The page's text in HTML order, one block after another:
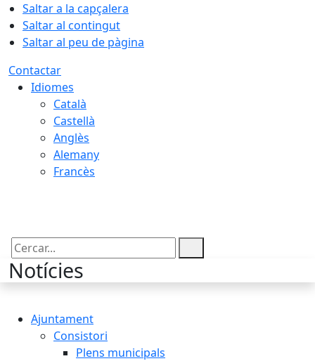
Saltar a la capçalera
Saltar al contingut
Saltar al peu de pàgina
Contactar
Idiomes
Català
Castellà
Anglès
Alemany
Francès
Cercar:
Notícies
Ajuntament
Consistori
Plens municipals